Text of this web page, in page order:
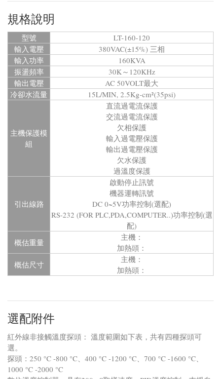
規格說明
型號
LT-160-120
輸入電壓
380VAC(±15%) 三相
輸入功率
160KVA
振盪頻率
30K～120KHz
輸出電壓
AC 50VOLT最大
冷卻水流量
15L/MIN, 2.5Kg-cm²(35psi)
主機保護模
組
直流過電流保護
交流過電流保護
欠相保護
輸入過電壓保護
輸出過電壓保護
欠水保護
過溫度保護
引出線路
啟動停止訊號
機器運轉訊號
DC 0~5V功率控制(選配)
RS-232 (FOR PLC,PDA,COMPUTER..)功率控制(選
配)
概估重量
主機：
加熱頭：
概估尺寸
主機：
加熱頭：
選配附件
紅外線非接觸溫度探頭： 溫度範圍如下表，共有四種探頭可
選。
探頭：250 °C -800 °C、400 °C -1200 °C、700 °C -1600 °C、
1000 °C -2000 °C